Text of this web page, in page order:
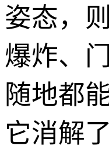
姿态，
爆炸、
随地都
它消解